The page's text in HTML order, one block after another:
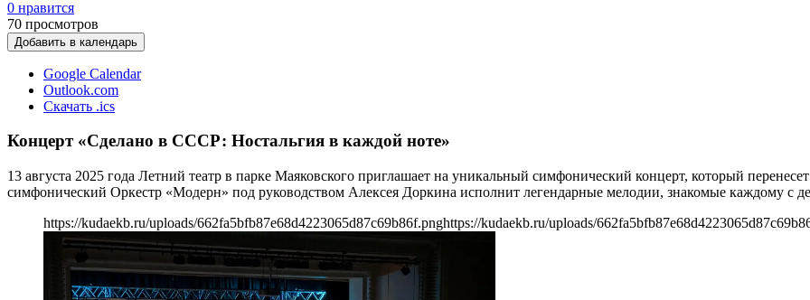
0 нравится
70 просмотров
Добавить в календарь
Google Calendar
Outlook.com
Скачать .ics
Концерт «Сделано в СССР: Ностальгия в каждой ноте»
13 августа 2025 года Летний театр в парке Маяковского приглашает на уникальный симфонический концерт, который
симфонический Оркестр «Модерн» под руководством Алексея Доркина исполнит легендарные мелодии, знакомые каждому с
https://kudaekb.ru/uploads/662fa5bfb87e68d4223065d87c69b86f.pnghttps://kudaekb.ru/uploads/